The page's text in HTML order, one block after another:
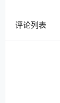
评论列表